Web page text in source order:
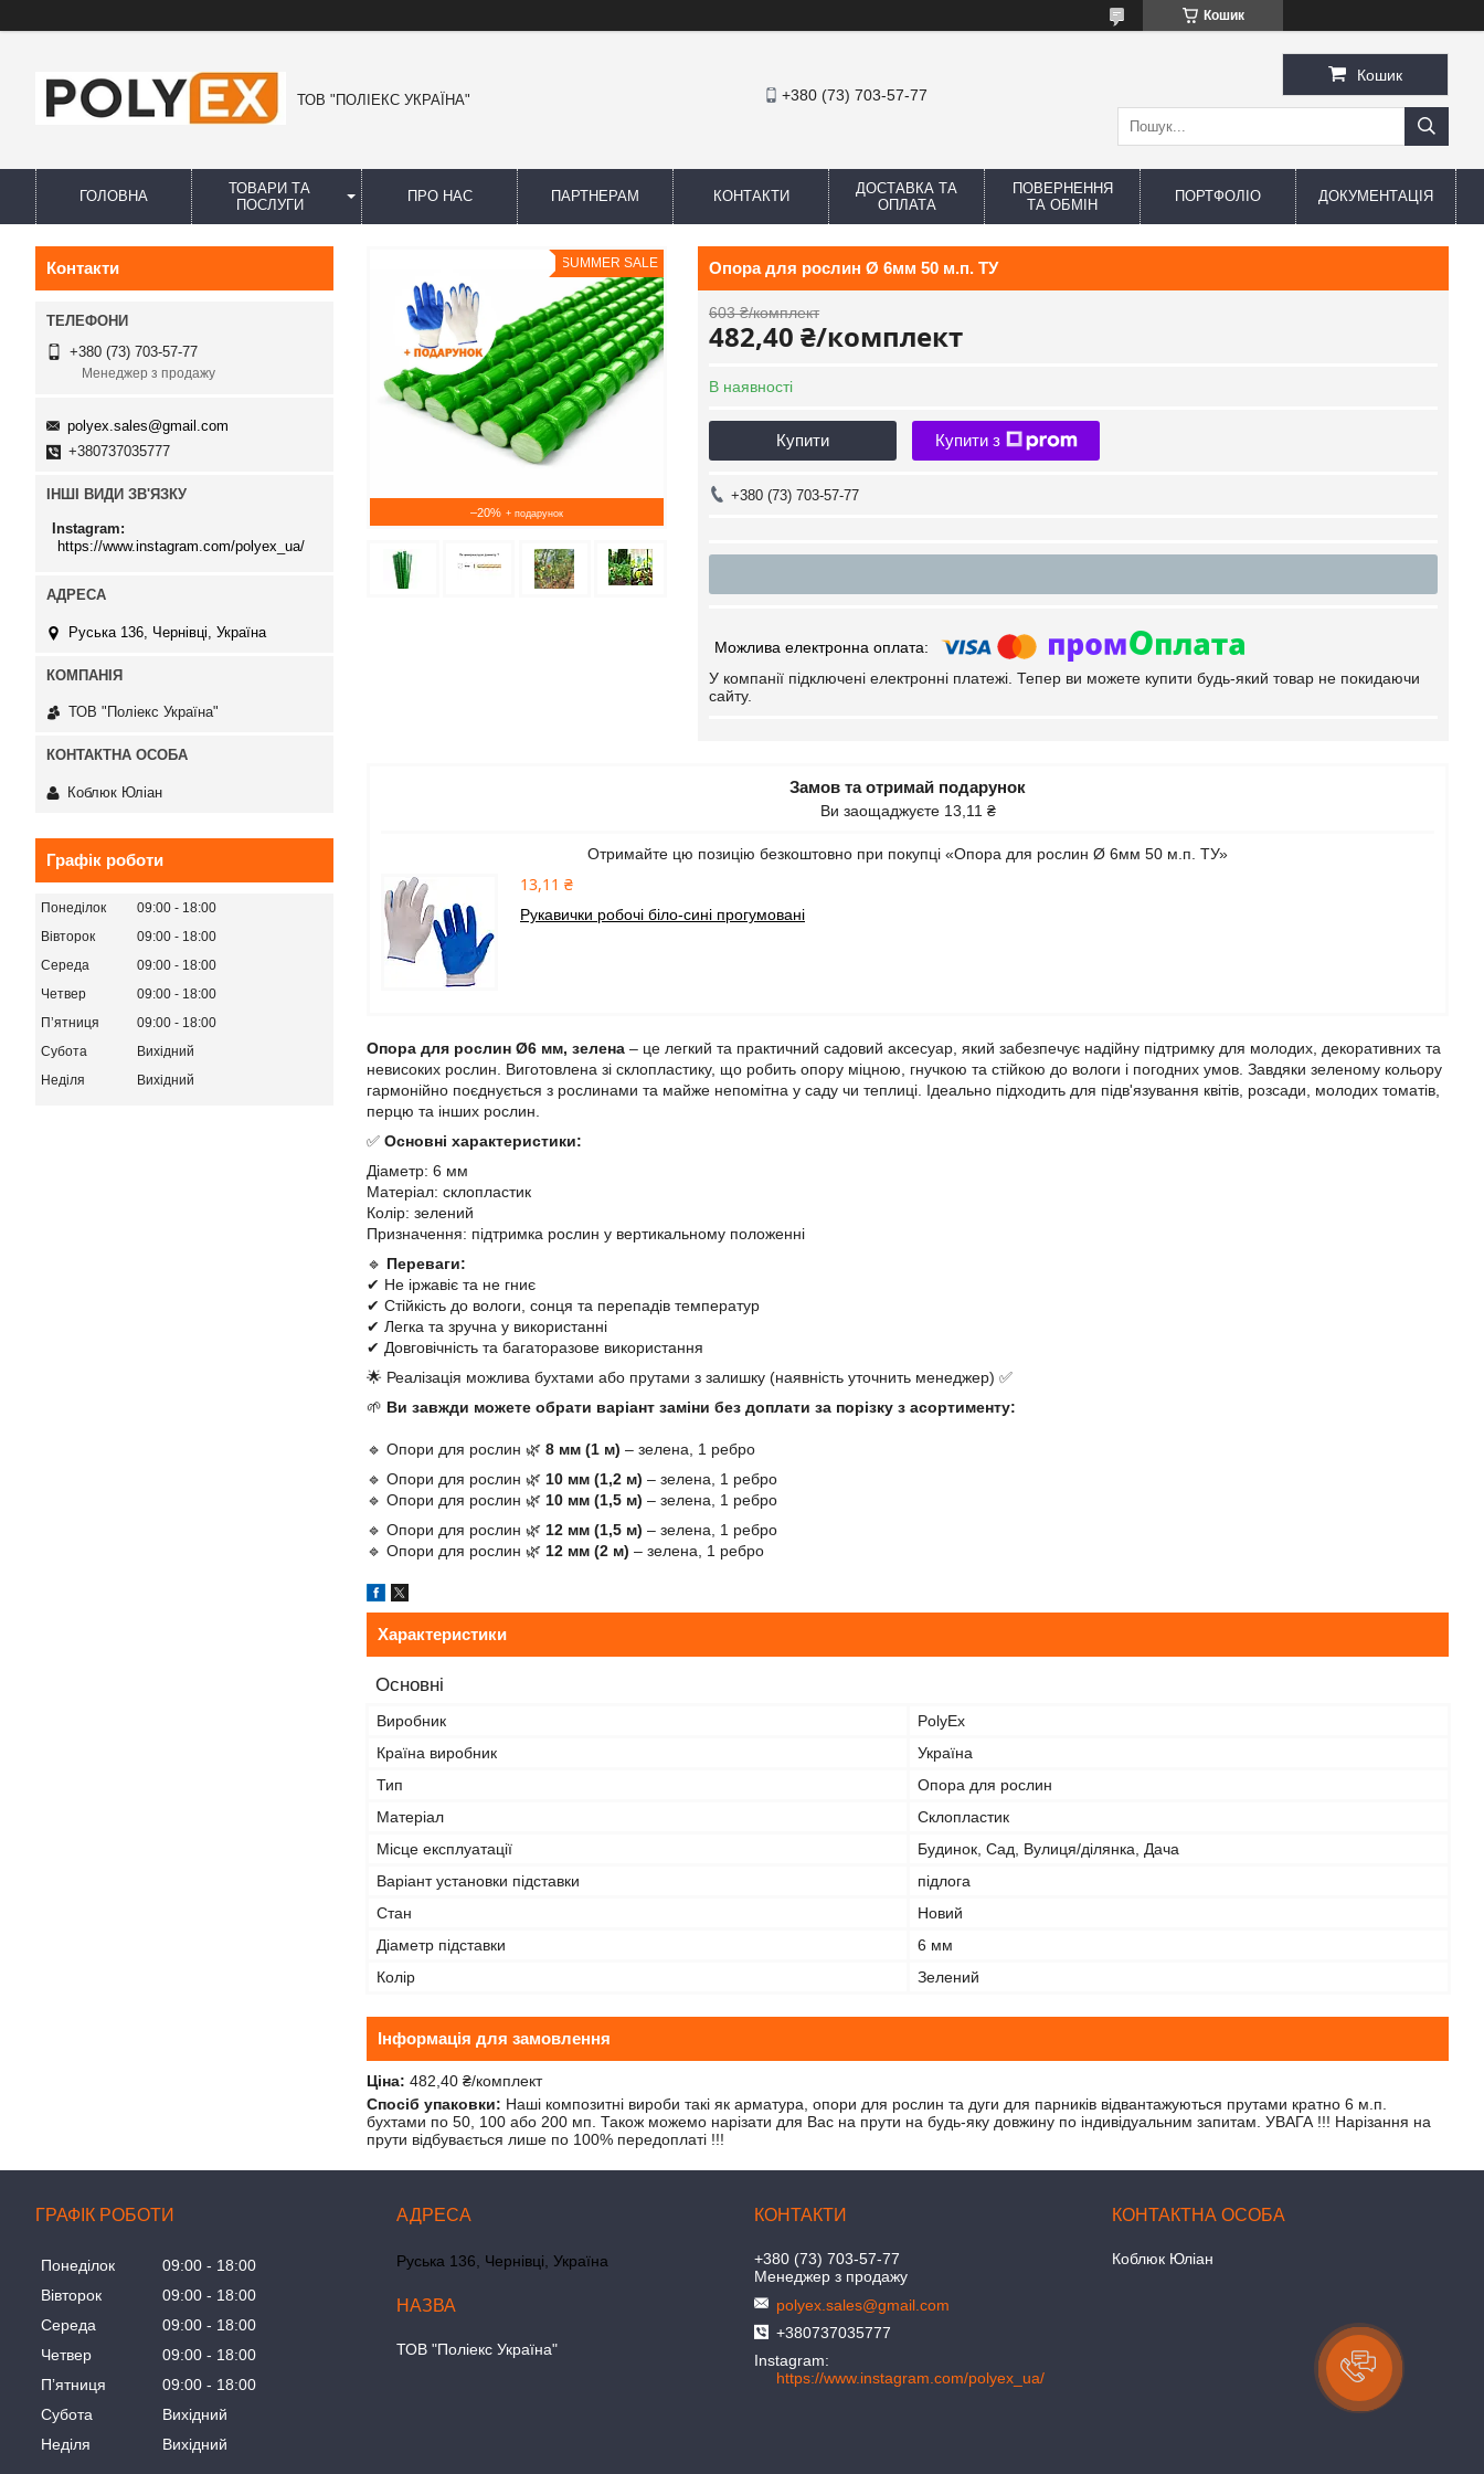
Кошик
ТОВ "ПОЛІЕКС УКРАЇНА" +380 (73) 703-57-77
Кошик
ГОЛОВНА
ТОВАРИ ТА
ПОСЛУГИ
ПРО НАС ПАРТНЕРАМ КОНТАКТИ
ДОСТАВКА ТА
ОПЛАТА
ПОВЕРНЕННЯ
ТА ОБМІН
ПОРТФОЛІО ДОКУМЕНТАЦІЯ
–20%
SUMMER SALE Опора для рослин Ø 6мм 50 м.п. ТУ
603 ₴/комплект
482,40 ₴/комплект
В наявності
Купити Купити з
+380 (73) 703-57-77
У компанії підключені електронні платежі. Тепер ви можете купити будь-який товар не покидаючи
сайту.
Замов та отримай подарунок
Ви заощаджуєте 13,11 ₴
Отримайте цю позицію безкоштовно при покупці «Опора для рослин Ø 6мм 50 м.п. ТУ»
13,11 ₴
Рукавички робочі біло-сині прогумовані
Опора для рослин Ø6 мм, зелена – це легкий та практичний садовий аксесуар, який забезпечує надійну підтримку для молодих, декоративних та
невисоких рослин. Виготовлена зі склопластику, що робить опору міцною, гнучкою та стійкою до вологи і погодних умов. Завдяки зеленому кольору
гармонійно поєднується з рослинами та майже непомітна у саду чи теплиці. Ідеально підходить для підв'язування квітів, розсади, молодих томатів,
перцю та інших рослин.
✅ Основні характеристики:
Діаметр: 6 мм
Матеріал: склопластик
Колір: зелений
Призначення: підтримка рослин у вертикальному положенні
🔹 Переваги:
✔ Не іржавіє та не гниє
✔ Стійкість до вологи, сонця та перепадів температур
✔ Легка та зручна у використанні
✔ Довговічність та багаторазове використання
🌟 Реалізація можлива бухтами або прутами з залишку (наявність уточнить менеджер) ✅
🌱 Ви завжди можете обрати варіант заміни без доплати за порізку з асортименту:
🔹 Опори для рослин 🌿 8 мм (1 м) – зелена, 1 ребро
🔹 Опори для рослин 🌿 10 мм (1,2 м) – зелена, 1 ребро
🔹 Опори для рослин 🌿 10 мм (1,5 м) – зелена, 1 ребро
🔹 Опори для рослин 🌿 12 мм (1,5 м) – зелена, 1 ребро
🔹 Опори для рослин 🌿 12 мм (2 м) – зелена, 1 ребро
Характеристики
Основні
Виробник
PolyEx
Країна виробник
Україна
Тип
Опора для рослин
Матеріал
Склопластик
Місце експлуатації
Будинок, Сад, Вулиця/ділянка, Дача
Варіант установки підставки
підлога
Стан
Новий
Діаметр підставки
6 мм
Колір
Зелений
Інформація для замовлення
Ціна: 482,40 ₴/комплект
Спосіб упаковки: Наші композитні вироби такі як арматура, опори для рослин та дуги для парників відвантажуються прутами кратно 6 м.п.
бухтами по 50, 100 або 200 мп. Також можемо нарізати для Вас на прути на будь-яку довжину по індивідуальним запитам. УВАГА !!! Нарізання на
прути відбувається лише по 100% передоплаті !!!
Контакти
+380 (73) 703-57-77
Менеджер з продажу
polyex.sales@gmail.com
+380737035777
ІНШІ ВИДИ ЗВ'ЯЗКУ
Instagram
https://www.instagram.com/polyex_ua/
Руська 136, Чернівці, Україна
ТОВ "Поліекс Україна"
Коблюк Юліан
Графік роботи
Понеділок 09:00
18:00
Вівторок
09:00
18:00
Середа
09:00
18:00
Четвер
09:00
18:00
Пʼятниця
09:00
18:00
Субота
Вихідний
Неділя
Вихідний
ГРАФІК РОБОТИ
Понеділок 09:00
18:00
Вівторок
09:00
18:00
Середа
09:00
18:00
Четвер
09:00
18:00
Пʼятниця
09:00
18:00
Субота
Вихідний
Неділя
Вихідний
Руська 136, Чернівці, Україна
ТОВ "Поліекс Україна"
+380 (73) 703-57-77
Менеджер з продажу
polyex.sales@gmail.com
+380737035777
Instagram
https://www.instagram.com/polyex_ua/
Коблюк Юліан